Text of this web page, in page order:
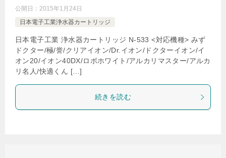
公開日： 2015年1月24日
日本電子工業浄水器カートリッジ
日本電子工業 浄水器カートリッジ N-533 <対応機種> みず
ドクター/極/誉/クリアイオン/Dr.イオン/ドクターイオン/イ
オン20/イオン40DX/ロボホワイト/アルカリマスター/アルカ
リ名人/快適くん […]
続きを読む